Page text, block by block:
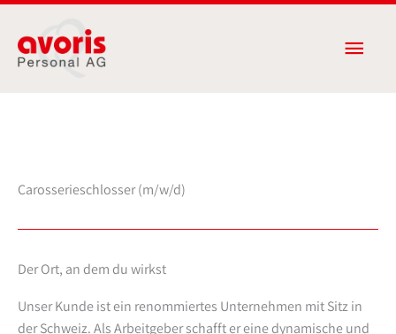
Inhalt
springen
Carosserieschlosser (m/w/d)
Der Ort, an dem du wirkst
Unser Kunde ist ein renommiertes Unternehmen mit Sitz in
der Schweiz. Als Arbeitgeber schafft er eine dynamische und